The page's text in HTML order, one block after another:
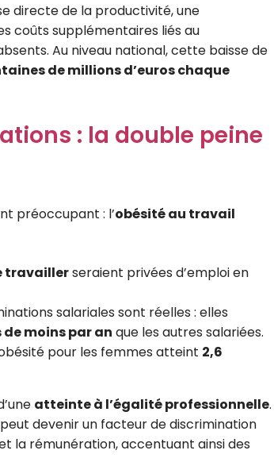
directe de la productivité, une
coûts supplémentaires liés au
Au niveau national, cette baisse de
de millions d’euros chaque
: la double peine
préoccupant : l’obésité au travail
travaillerseraient privées d’emploi en
salariales sont réelles : elles
de moins par an que les autres salariées.
pour les femmes atteint 2,6
atteinte à l’égalité professionnelle.
devenir un facteur de discrimination
la rémunération, accentuant ainsi des